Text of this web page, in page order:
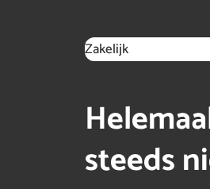
Zakelijk
steeds